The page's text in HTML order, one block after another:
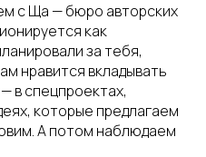
с Ща — бюро авторских
как
за тебя,
нравится вкладывать
в спецпроектах,
которые предлагаем
А потом наблюдаем